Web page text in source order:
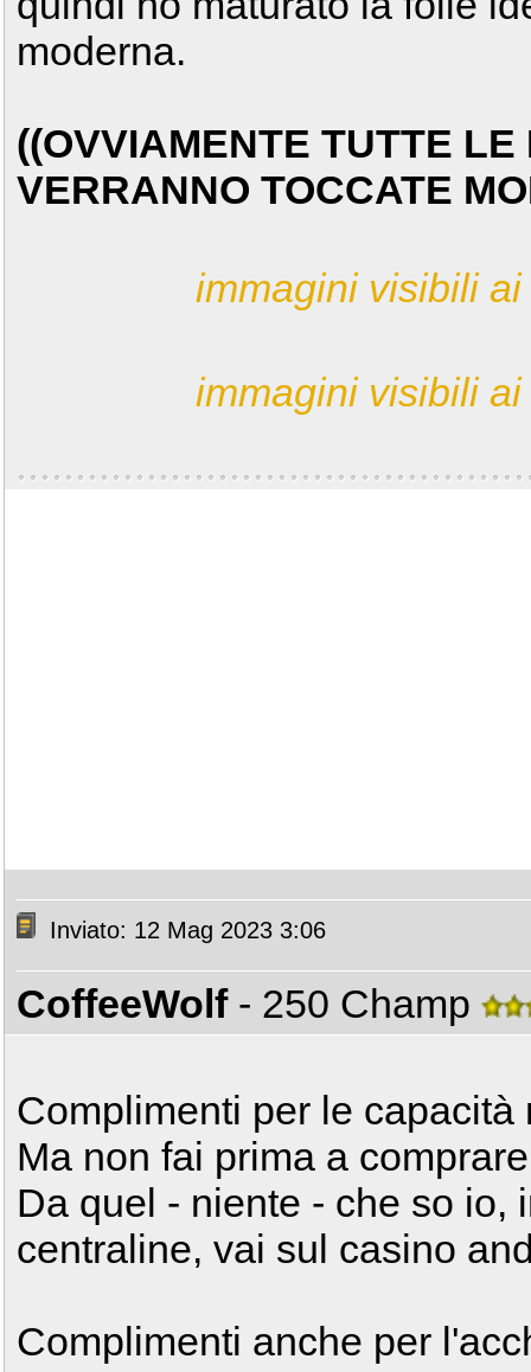
moderna.
((OVVIAMENTE TUTTE
VERRANNO TOCCATE
immagini visibili
immagini visibili
Inviato: 12 Mag 2023 3:06
CoffeeWolf - 250 Champ
Complimenti per le capacità
Ma non fai prima a
Da quel - niente - che so io,
centraline, vai sul casino
Complimenti anche per